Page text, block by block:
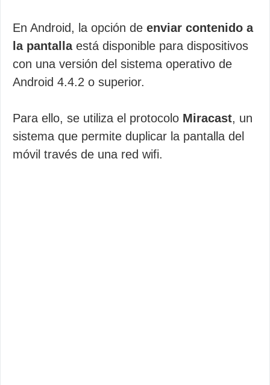
En Android, la opción de enviar contenido a
la pantallaestá disponible para dispositivos
con una versión del sistema operativo de
Android 4.4.2 o superior.
Para ello, se utiliza el protocolo Miracast, un
sistema que permite duplicar la pantalla del
móvil través de una red wifi.